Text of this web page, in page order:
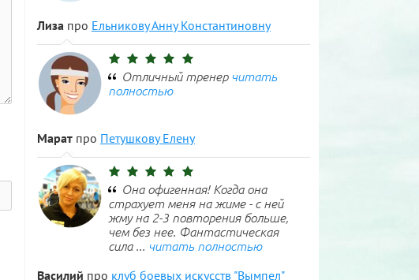
Лиза про Ельникову Анну Константиновну
Отличный тренер читать
полностью
Марат про Петушкову Елену
Она офигенная! Когда она
страхует меня на жиме - с ней
жму на 2-3 повторения больше,
чем без нее. Фантастическая
сила ... читать полностью
Василий про клуб боевых искусств "Вымпел"